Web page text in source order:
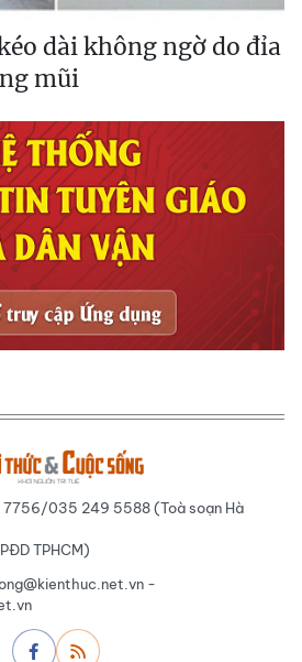
dài không ngờ do đỉa
mũi
035 249 5588 (Toà soạn Hà
TPHCM)
-